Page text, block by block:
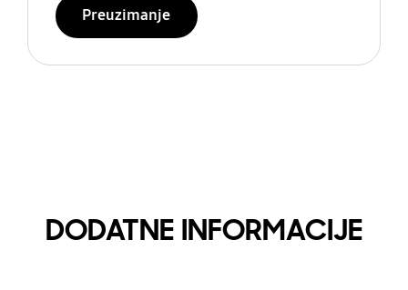
Preuzimanje
DODATNE INFORMACIJE